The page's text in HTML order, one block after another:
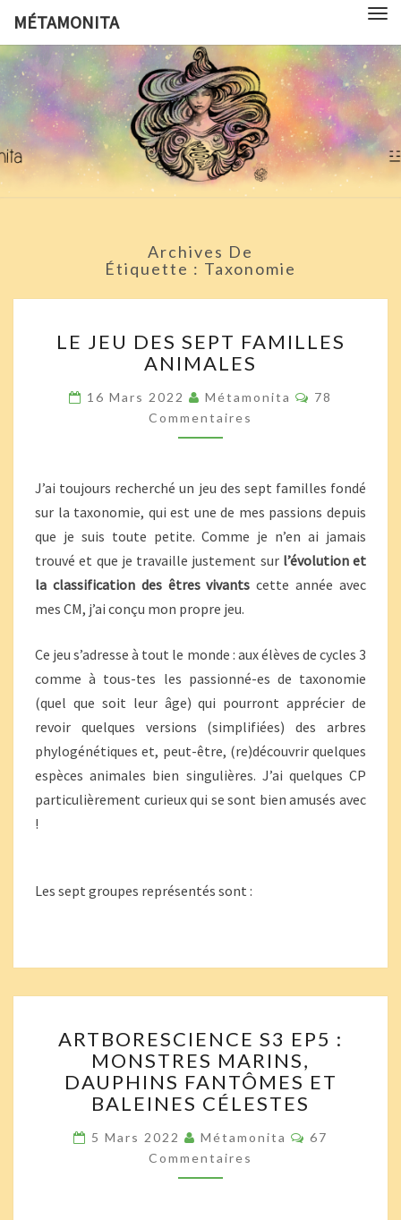
MÉTAMONITA
Pédagogie,
Arts
Visuels,
Sciences
Pop
Culture Et
Archives De
Étiquette : Taxonomie
JEU
DES
FAMILLES
ANIMALES
LE JEU DES SEPT FAMILLES
ANIMALES
16 Mars 2022 Métamonita
78
Commentaires
J’ai toujours recherché un jeu des sept familles fondé
sur la taxonomie, qui est une de mes passions depuis
que je suis toute petite. Comme je n’en ai jamais
trouvé et que je travaille justement sur l’évolution et
la classification des êtres vivants cette année avec
mes CM, j’ai conçu mon propre jeu.
Ce jeu s’adresse à tout le monde : aux élèves de cycles 3
comme à tous-tes les passionné-es de taxonomie
(quel que soit leur âge) qui pourront apprécier de
revoir quelques versions (simplifiées) des arbres
phylogénétiques et, peut-être, (re)découvrir quelques
espèces animales bien singulières. J’ai quelques CP
particulièrement curieux qui se sont bien amusés avec
!
Les sept groupes représentés sont :
S3
EP5
:
MONSTRES
DAUPHINS
FANTÔMES
ET
ARTBORESCIENCE S3 EP5 :
MONSTRES MARINS,
DAUPHINS FANTÔMES ET
BALEINES CÉLESTES
5 Mars 2022 Métamonita
67
Commentaires